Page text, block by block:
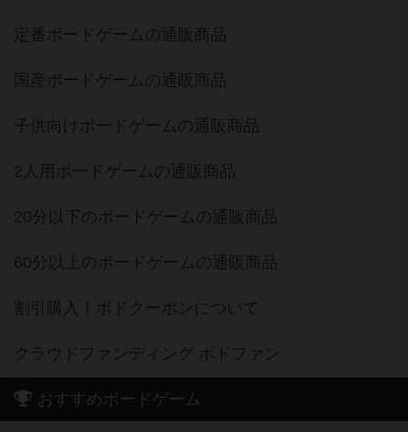
定番ボードゲームの通販商品
国産ボードゲームの通販商品
子供向けボードゲームの通販商品
2人用ボードゲームの通販商品
20分以下のボードゲームの通販商品
60分以上のボードゲームの通販商品
割引購入！ボドクーポンについて
クラウドファンディング ボドファン
おすすめボードゲーム